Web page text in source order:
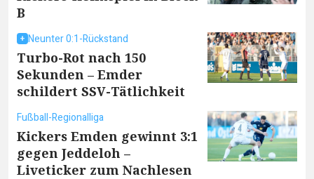
B
Neunter 0:1-Rückstand
Turbo-Rot nach 150
Sekunden – Emder
schildert SSV-Tätlichkeit
Fußball-Regionalliga
Kickers Emden gewinnt 3:1
gegen Jeddeloh –
Liveticker zum Nachlesen